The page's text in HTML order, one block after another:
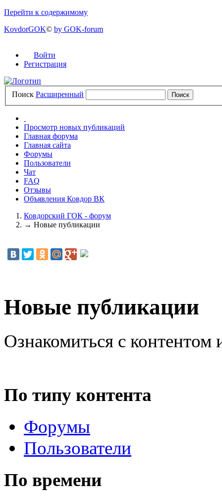
Перейти к содержимому
KovdorGOK© by GOK-forum
Войти
Регистрация
Поиск Расширенный
Просмотр новых публикаций
Главная форума
Главная сайта
Форумы
Пользователи
Чат
FAQ
Отзывы
Объявления Ковдор ВК
Ковдорский ГОК - форум
→ Новые публикации
Новые публикации
Ознакомиться с контентом
По типу контента
Форумы
Пользователи
По времени